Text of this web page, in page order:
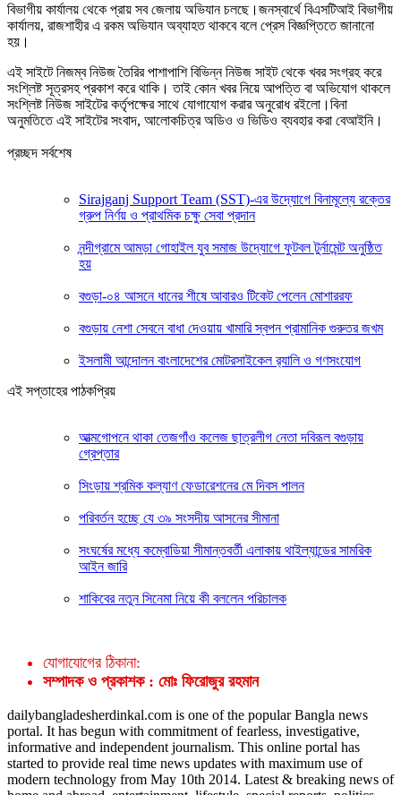
বিভাগীয় কার্যালয় থেকে প্রায় সব জেলায় অভিযান চলছে।জনস্বার্থে বিএসটিআই বিভাগীয়
কার্যালয়, রাজশাহীর এ রকম অভিযান অব্যাহত থাকবে বলে প্রেস বিজ্ঞপ্তিতে জানানো
হয়।
এই সাইটে নিজম্ব নিউজ তৈরির পাশাপাশি বিভিন্ন নিউজ সাইট থেকে খবর সংগ্রহ করে
সংশ্লিষ্ট সূত্রসহ প্রকাশ করে থাকি। তাই কোন খবর নিয়ে আপত্তি বা অভিযোগ থাকলে
সংশ্লিষ্ট নিউজ সাইটের কর্তৃপক্ষের সাথে যোগাযোগ করার অনুরোধ রইলো।বিনা
অনুমতিতে এই সাইটের সংবাদ, আলোকচিত্র অডিও ও ভিডিও ব্যবহার করা বেআইনি।
প্রচ্ছদ সর্বশেষ
Sirajganj Support Team (SST)-এর উদ্যোগে বিনামূল্যে রক্তের
গ্রুপ নির্ণয় ও প্রাথমিক চক্ষু সেবা প্রদান
নন্দীগ্রামে আমড়া গোহাইল যুব সমাজ উদ্যোগে ফুটবল টুর্নামেন্ট অনুষ্ঠিত
হয়
বগুড়া-০৪ আসনে ধানের শীষে আবারও টিকেট পেলেন মোশাররফ
বগুড়ায় নেশা সেবনে বাধা দেওয়ায় খামারি স্বপন প্রামানিক গুরুতর জখম
ইসলামী আন্দোলন বাংলাদেশের মোটরসাইকেল র‍্যালি ও গণসংযোগ
এই সপ্তাহের পাঠকপ্রিয়
আত্মগোপনে থাকা তেজগাঁও কলেজ ছাত্রলীগ নেতা দবিরূল বগুড়ায়
গ্রেপ্তার
সিংড়ায় শ্রমিক কল্যাণ ফেডারেশনের মে দিবস পালন
পরিবর্তন হচ্ছে যে ৩৯ সংসদীয় আসনের সীমানা
সংঘর্ষের মধ্যে কম্বোডিয়া সীমান্তবর্তী এলাকায় থাইল্যান্ডের সামরিক
আইন জারি
শাকিবের নতুন সিনেমা নিয়ে কী বললেন পরিচালক
যোগাযোগের ঠিকানা:
সম্পাদক ও প্রকাশক : মোঃ ফিরোজুর রহমান
dailybangladesherdinkal.com is one of the popular Bangla news
portal. It has begun with commitment of fearless, investigative,
informative and independent journalism. This online portal has
started to provide real time news updates with maximum use of
modern technology from May 10th 2014. Latest & breaking news of